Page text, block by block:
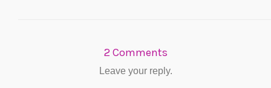
2 Comments
Leave your reply.